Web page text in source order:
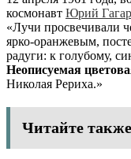
космонавт Юрий
«Лучи просвечивали
ярко-оранжевым,
радуги: к голубому,
Неописуемая
Николая Рериха.»
Читайте